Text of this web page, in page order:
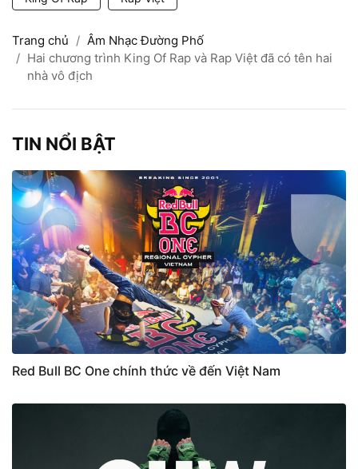
Trang chủ
Âm Nhạc Đường Phố
Hai chương trình King Of Rap và Rap Việt đã có tên hai
nhà vô địch
TIN NỔI BẬT
Red Bull BC One chính thức về đến Việt Nam